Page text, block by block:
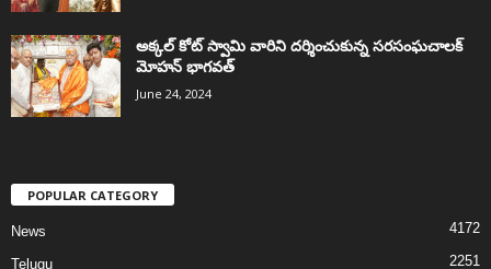
అక్కల్‌ కోట్‌ స్వామి వారిని దర్శించుకున్న సరసంఘచాలక్
మోహన్ భాగవత్
June 24, 2024
POPULAR CATEGORY
News 4172
Telugu 2251